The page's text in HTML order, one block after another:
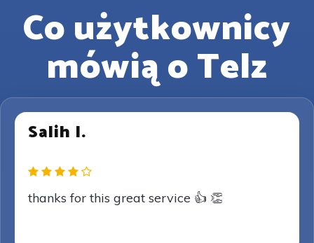
Co użytkownicy
mówią o Telz
Salih I.
thanks for this great service 👍 👏